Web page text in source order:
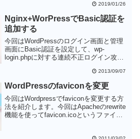
る必要がないので、certbotよりも簡単に
管理できるのではないかと思います。
certbotがうまくいかない場合は
dehydratedに乗り換えることをお勧めし
ます。
2019/01/26
Nginx+WorPressでBasic認証を
追加する
今回はWordPressのログイン画面と管理
画面にBasic認証を設定して、wp-
login.phpに対する連続不正ログイン攻撃
ではありますが、現在のwp-login.phpへの
攻撃を食い止めるには絶大な効果があり
ますので、設定しておいて損はないと思
います。
2013/09/07
WordPressのfaviconを変更
今回はWordpressでfaviconを変更する方
法を紹介します。今回はApacheのrewrite
機能を使ってfavicon.icoというファイル